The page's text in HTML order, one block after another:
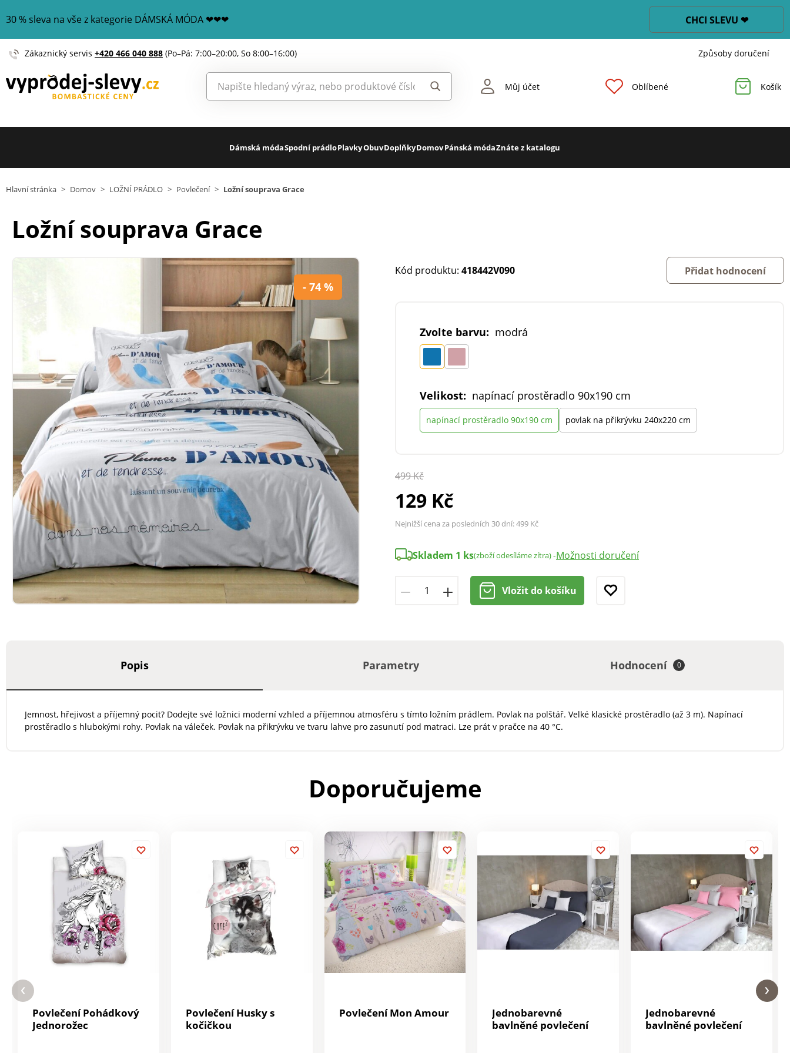
30 % sleva na vše z kategorie DÁMSKÁ MÓDA ❤❤❤ CHCI SLEVU ❤
Zákaznický servis +420 466 040 888 (Po–Pá: 7:00–20:00, So 8:00–16:00) Způsoby doručení
Můj účet Oblíbené Košík
Dámská módaSpodní prádloPlavkyObuvDoplňkyDomovPánská módaZnáte z katalogu
Hlavní stránka > Domov > LOŽNÍ PRÁDLO > Povlečení > Ložní souprava Grace
Ložní souprava Grace
- 74 %
Kód produktu: 418442V090 Přidat hodnocení
Zvolte barvu: modrá
Velikost: napínací prostěradlo 90x190 cm
napínací prostěradlo 90x190 cm povlak na přikrývku 240x220 cm
499 Kč
129 Kč
Nejnižší cena za posledních 30 dní:499 Kč
Skladem 1 ks(zboží odesíláme zítra)-Možnosti doručení
Vložit do košíku
Popis Parametry Hodnocení 0
Jemnost, hřejivost a příjemný pocit? Dodejte své ložnici moderní vzhled a příjemnou atmosféru s tímto ložním prádlem. Povlak na polštář. Velké klasické prostěradlo (až 3 m). Napínací
prostěradlo s hlubokými rohy. Povlak na váleček. Povlak na přikrývku ve tvaru lahve pro zasunutí pod matraci. Lze prát v pračce na 40 °C.
Doporučujeme
Povlečení Pohádkový
Jednorožec
Povlečení Husky s
kočičkou
Povlečení Mon Amour
Jednobarevné
bavlněné povlečení
Jednobarevné
bavlněné povlečení